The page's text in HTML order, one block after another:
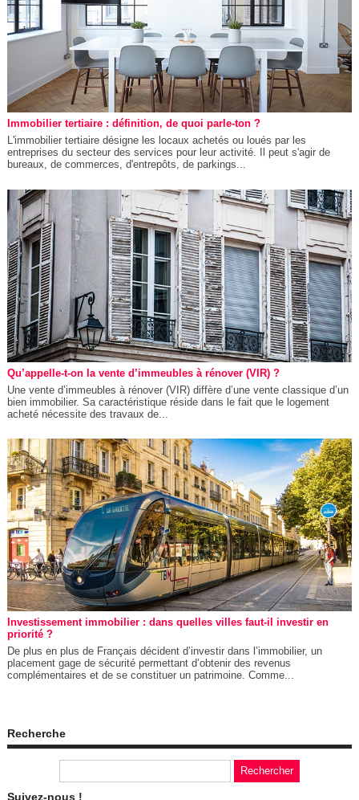
Immobilier tertiaire : définition, de quoi parle-ton ?
L'immobilier tertiaire désigne les locaux achetés ou loués par les
entreprises du secteur des services pour leur activité. Il peut s'agir de
bureaux, de commerces, d'entrepôts, de parkings...
Qu’appelle-t-on la vente d’immeubles à rénover (VIR) ?
Une vente d’immeubles à rénover (VIR) diffère d’une vente classique d’un
bien immobilier. Sa caractéristique réside dans le fait que le logement
acheté nécessite des travaux de...
Investissement immobilier : dans quelles villes faut-il investir en
priorité ?
De plus en plus de Français décident d’investir dans l’immobilier, un
placement gage de sécurité permettant d’obtenir des revenus
complémentaires et de se constituer un patrimoine. Comme...
Recherche
Suivez-nous !